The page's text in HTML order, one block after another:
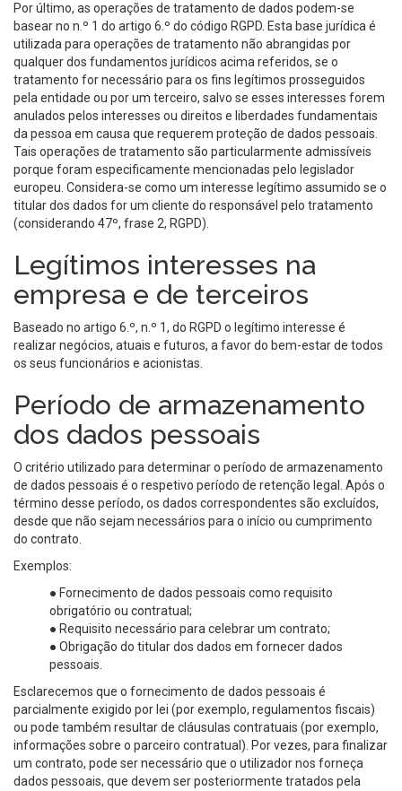
Por último, as operações de tratamento de dados podem-se
basear no n.º 1 do artigo 6.º do código RGPD. Esta base jurídica é
utilizada para operações de tratamento não abrangidas por
qualquer dos fundamentos jurídicos acima referidos, se o
tratamento for necessário para os fins legítimos prosseguidos
pela entidade ou por um terceiro, salvo se esses interesses forem
anulados pelos interesses ou direitos e liberdades fundamentais
da pessoa em causa que requerem proteção de dados pessoais.
Tais operações de tratamento são particularmente admissíveis
porque foram especificamente mencionadas pelo legislador
europeu. Considera-se como um interesse legítimo assumido se o
titular dos dados for um cliente do responsável pelo tratamento
(considerando 47º, frase 2, RGPD).
Legítimos interesses na
empresa e de terceiros
Baseado no artigo 6.º, n.º 1, do RGPD o legítimo interesse é
realizar negócios, atuais e futuros, a favor do bem-estar de todos
os seus funcionários e acionistas.
Período de armazenamento
dos dados pessoais
O critério utilizado para determinar o período de armazenamento
de dados pessoais é o respetivo período de retenção legal. Após o
término desse período, os dados correspondentes são excluídos,
desde que não sejam necessários para o início ou cumprimento
do contrato.
Exemplos:
● Fornecimento de dados pessoais como requisito
obrigatório ou contratual;
● Requisito necessário para celebrar um contrato;
● Obrigação do titular dos dados em fornecer dados
pessoais.
Esclarecemos que o fornecimento de dados pessoais é
parcialmente exigido por lei (por exemplo, regulamentos fiscais)
ou pode também resultar de cláusulas contratuais (por exemplo,
informações sobre o parceiro contratual). Por vezes, para finalizar
um contrato, pode ser necessário que o utilizador nos forneça
dados pessoais, que devem ser posteriormente tratados pela